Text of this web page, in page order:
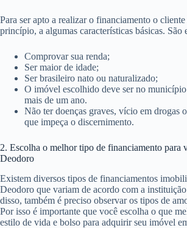
Para ser apto a realizar o financiamento o cliente
princípio, a algumas características básicas. São
Comprovar sua renda;
Ser maior de idade;
Ser brasileiro nato ou naturalizado;
O imóvel escolhido deve ser no
mais de um ano.
Não ter doenças graves, vício em drogas
que impeça o discernimento.
2. Escolha o melhor tipo de financiamento para
Deodoro
Existem diversos tipos de financiamentos
Deodoro que variam de acordo com a
disso, também é preciso observar os tipos de
Por isso é importante que você escolha o que
estilo de vida e bolso para adquirir seu imóvel